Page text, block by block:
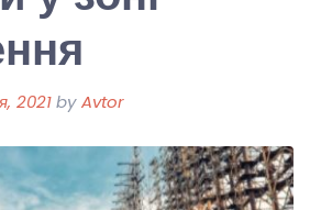
2021byAvtor